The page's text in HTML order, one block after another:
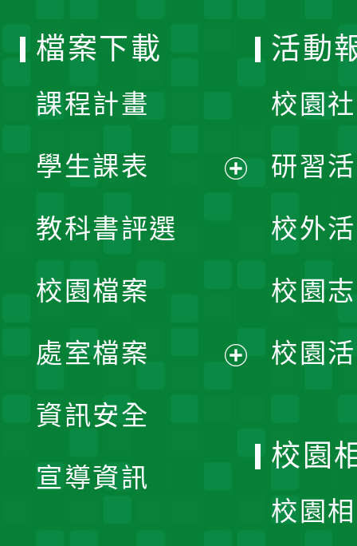
檔案下載
課程計畫
學生課表
單
教科書評選
校園檔案
處室檔案
資訊安全
宣導資訊
活動
校園
研習
校外
校園
校園
校園
校園